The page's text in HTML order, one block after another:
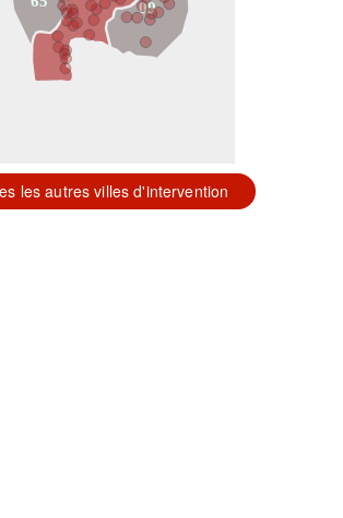
09
les autres villes d'intervention